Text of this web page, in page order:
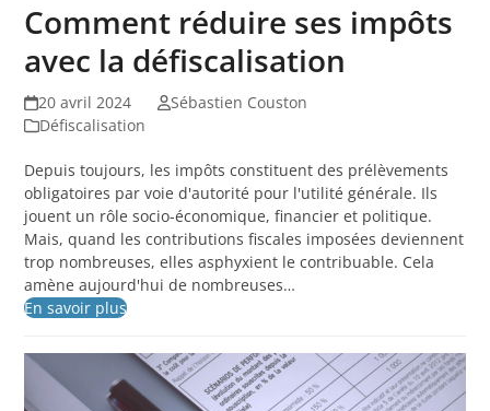
Comment réduire ses impôts
avec la défiscalisation
20 avril 2024
Sébastien Couston
Défiscalisation
Depuis toujours, les impôts constituent des prélèvements
obligatoires par voie d'autorité pour l'utilité générale. Ils
jouent un rôle socio-économique, financier et politique.
Mais, quand les contributions fiscales imposées deviennent
trop nombreuses, elles asphyxient le contribuable. Cela
amène aujourd'hui de nombreuses…
En savoir plus